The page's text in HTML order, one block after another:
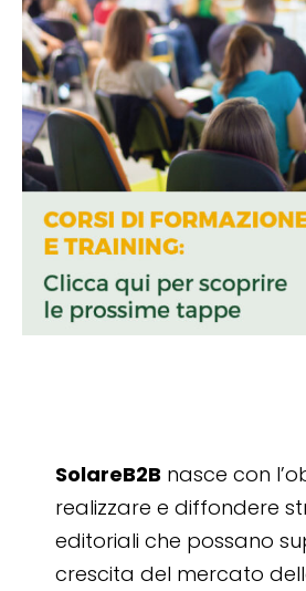
SolareB2B nasce con
realizzare e diffondere
editoriali che possano
crescita del mercato